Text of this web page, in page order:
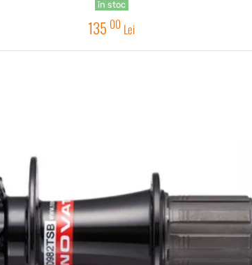
în stoc
135 00 Lei